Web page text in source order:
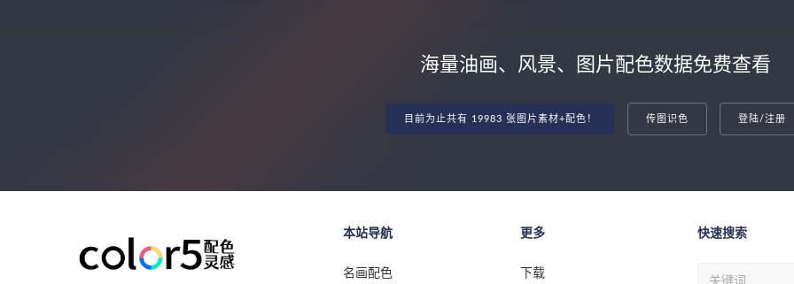
海量油画、风景、图片配色数据免费查看
目前为止共有 19983 张图片素材+配色！ 传图识色 登陆/注册
本站导航
名画配色
更多
下载
快速搜索